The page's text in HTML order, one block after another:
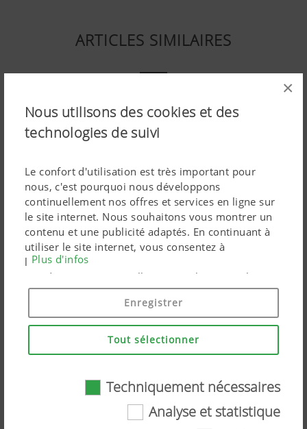
×
Nous utilisons des cookies et des
technologies de suivi
Le confort d'utilisation est très important pour
nous, c'est pourquoi nous développons
continuellement nos offres et services en ligne sur
le site internet. Nous souhaitons vous montrer un
contenu et une publicité adaptés. En continuant à
utiliser le site internet, vous consentez à
l'utilisation de cookies techniquement nécessaires.
Vos données personnelles sont utilisées par les
produits marketing Google uniquement si vous
donnez votre consentement en cliquant sur « tout
accepter ». Vous pouvez également effectuer un
paramétrage personnalisé à l'aide des cases à
cocher proposées.
Plus d'infos
Enregistrer
Tout sélectionner
Techniquement nécessaires
Analyse et statistique
ARTICLES SIMILAIRES
PÖTTINGER : de bons résultats malgré des
défis à relever
Les parts de marché de PÖTTINGER pour les
matériels de récolte et de fenaison sont en
hausse, le chiffre d'affaires de certains marchés
pièces détachées